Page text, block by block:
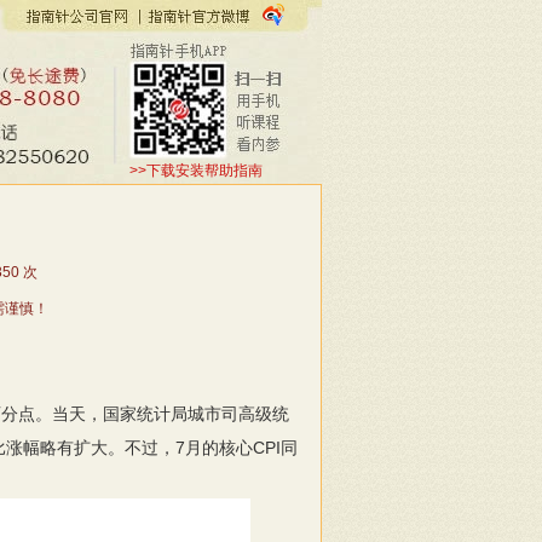
>>下载安装帮助指南
次
慎！
。当天，国家统计局城市司高级统
幅略有扩大。不过，7月的核心CPI同